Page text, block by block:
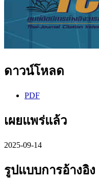
ดาวน์โหลด
PDF
เผยแพร่แล้ว
2025-09-14
รูปแบบการอ้างอิง